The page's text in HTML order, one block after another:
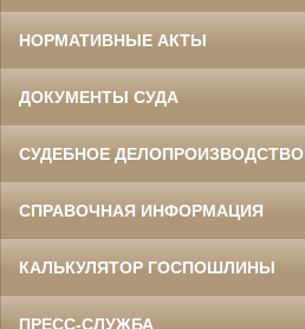
НОРМАТИВНЫЕ АКТЫ
ДОКУМЕНТЫ СУДА
СУДЕБНОЕ ДЕЛОПРОИЗВОДСТВО
СПРАВОЧНАЯ ИНФОРМАЦИЯ
КАЛЬКУЛЯТОР ГОСПОШЛИНЫ
ПРЕСС-СЛУЖБА